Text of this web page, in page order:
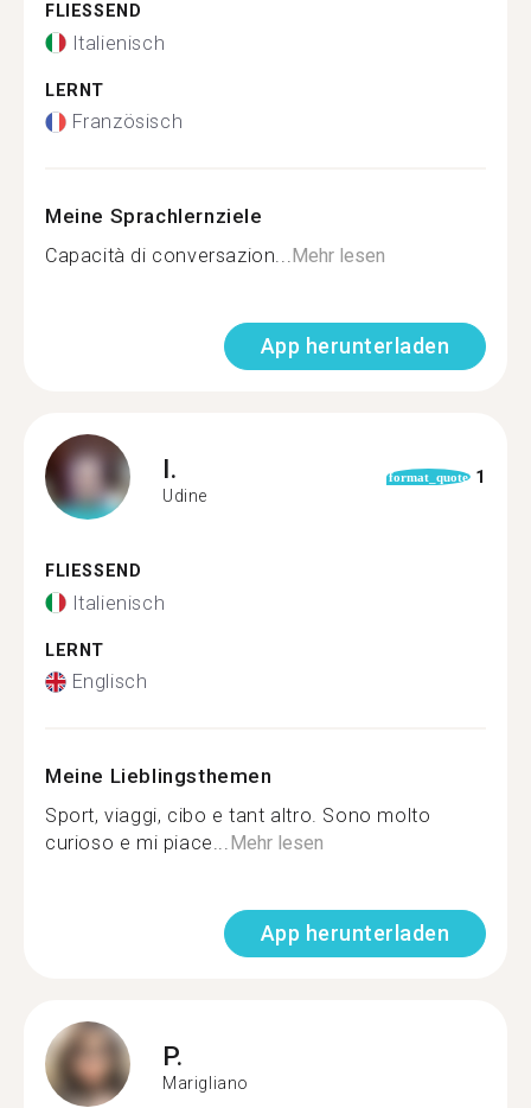
FLIESSEND
Italienisch
LERNT
Französisch
Meine Sprachlernziele
Capacità di conversazion...Mehr lesen
App herunterladen
I.
Udine
format_quote 1
FLIESSEND
Italienisch
LERNT
Englisch
Meine Lieblingsthemen
Sport, viaggi, cibo e tant altro. Sono molto
curioso e mi piace...Mehr lesen
App herunterladen
P.
Marigliano